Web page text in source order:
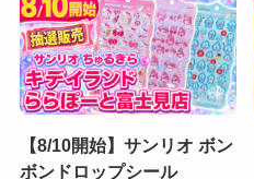
【8/10開始】サンリオ ボン
ボンドロップシール